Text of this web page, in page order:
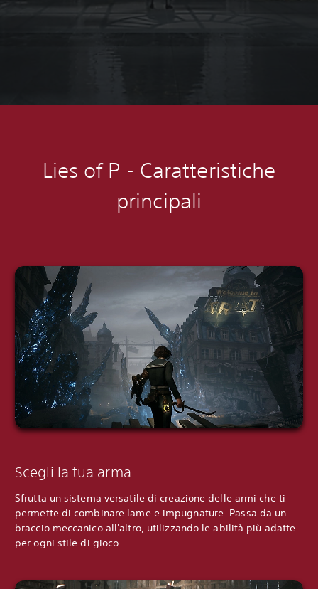
Lies of P - Caratteristiche
principali
Scegli la tua arma
Sfrutta un sistema versatile di creazione delle armi che ti
permette di combinare lame e impugnature. Passa da un
braccio meccanico all'altro, utilizzando le abilità più adatte
per ogni stile di gioco.